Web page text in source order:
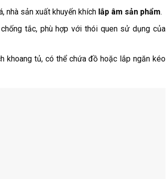
nhà sản xuất khuyến khích lắp âm sản phẩm.
tắc, phù hợp với thói quen sử dụng của
khoang tủ, có thể chứa đồ hoặc lắp ngăn kéo